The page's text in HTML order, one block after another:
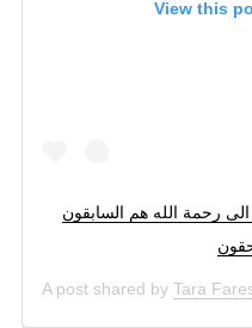
View this
رحمة الله هم السابقون
A post shared by